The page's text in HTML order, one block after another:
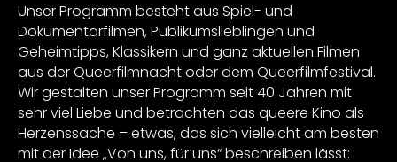
Unser Programm besteht aus Spiel- und
Dokumentarfilmen, Publikumslieblingen und
Geheimtipps, Klassikern und ganz aktuellen Filmen
aus der Queerfilmnacht oder dem Queerfilmfestival.
Wir gestalten unser Programm seit 40 Jahren mit
sehr viel Liebe und betrachten das queere Kino als
Herzenssache – etwas, das sich vielleicht am besten
mit der Idee „Von uns, für uns“ beschreiben lässt: